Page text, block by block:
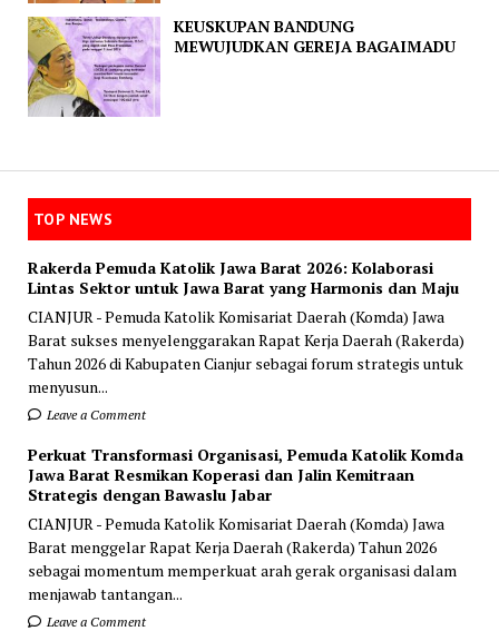
KEUSKUPAN BANDUNG
MEWUJUDKAN GEREJA BAGAIMADU
TOP NEWS
Rakerda Pemuda Katolik Jawa Barat 2026: Kolaborasi
Lintas Sektor untuk Jawa Barat yang Harmonis dan Maju
CIANJUR - Pemuda Katolik Komisariat Daerah (Komda) Jawa
Barat sukses menyelenggarakan Rapat Kerja Daerah (Rakerda)
Tahun 2026 di Kabupaten Cianjur sebagai forum strategis untuk
menyusun...
Leave a Comment
Perkuat Transformasi Organisasi, Pemuda Katolik Komda
Jawa Barat Resmikan Koperasi dan Jalin Kemitraan
Strategis dengan Bawaslu Jabar
CIANJUR - Pemuda Katolik Komisariat Daerah (Komda) Jawa
Barat menggelar Rapat Kerja Daerah (Rakerda) Tahun 2026
sebagai momentum memperkuat arah gerak organisasi dalam
menjawab tantangan...
Leave a Comment